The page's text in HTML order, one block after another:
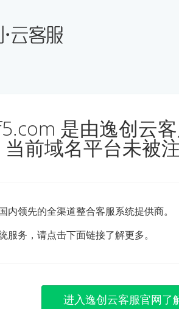
是由逸创云
前域名平台未被
内领先的全渠道整合客服系统提供商。
服务，请点击下面链接了解更多。
进入逸创云客服官网了